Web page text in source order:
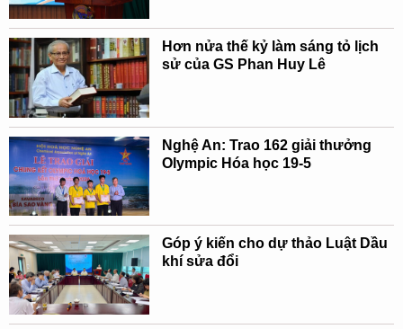
Hơn nửa thế kỷ làm sáng tỏ lịch
sử của GS Phan Huy Lê
Nghệ An: Trao 162 giải thưởng
Olympic Hóa học 19-5
Góp ý kiến cho dự thảo Luật Dầu
khí sửa đổi